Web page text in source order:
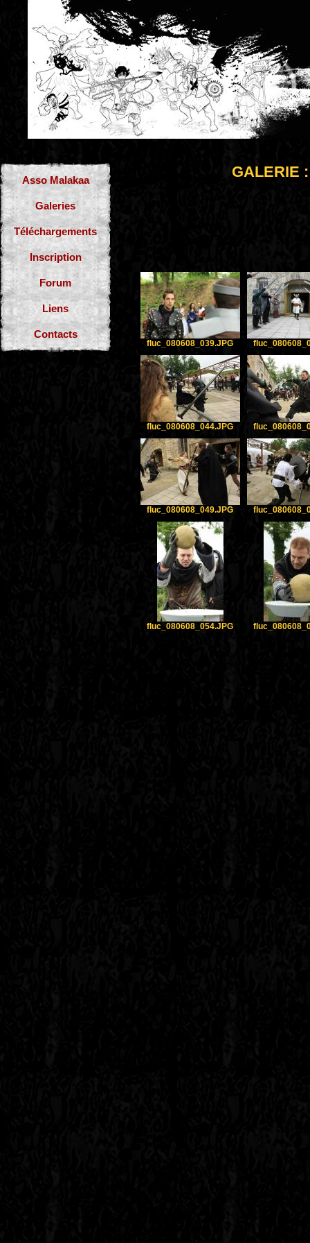
Asso Malakaa
Galeries
Téléchargements
Inscription
Forum
Liens
Contacts
GALERIE
fluc_080608_039.JPG
fluc_080608_044.JPG
fluc_080608_049.JPG
fluc_080608_054.JPG